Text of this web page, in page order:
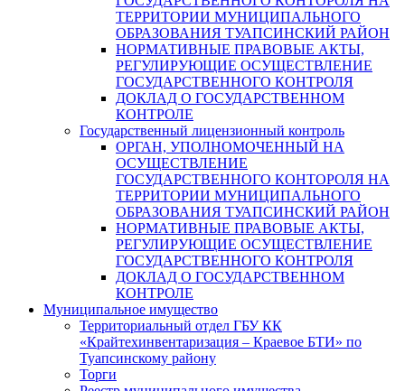
ТЕРРИТОРИИ МУНИЦИПАЛЬНОГО
ОБРАЗОВАНИЯ ТУАПСИНСКИЙ РАЙОН
НОРМАТИВНЫЕ ПРАВОВЫЕ АКТЫ,
РЕГУЛИРУЮЩИЕ ОСУЩЕСТВЛЕНИЕ
ГОСУДАРСТВЕННОГО КОНТРОЛЯ
ДОКЛАД О ГОСУДАРСТВЕННОМ
КОНТРОЛЕ
Государственный лицензионный контроль
ОРГАН, УПОЛНОМОЧЕННЫЙ НА
ОСУЩЕСТВЛЕНИЕ
ГОСУДАРСТВЕННОГО КОНТОРОЛЯ НА
ТЕРРИТОРИИ МУНИЦИПАЛЬНОГО
ОБРАЗОВАНИЯ ТУАПСИНСКИЙ РАЙОН
НОРМАТИВНЫЕ ПРАВОВЫЕ АКТЫ,
РЕГУЛИРУЮЩИЕ ОСУЩЕСТВЛЕНИЕ
ГОСУДАРСТВЕННОГО КОНТРОЛЯ
ДОКЛАД О ГОСУДАРСТВЕННОМ
КОНТРОЛЕ
Муниципальное имущество
Территориальный отдел ГБУ КК
«Крайтехинвентаризация – Краевое БТИ» по
Туапсинскому району
Торги